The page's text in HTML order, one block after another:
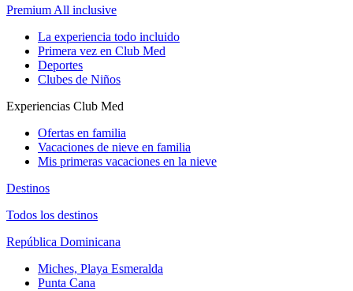
Premium All inclusive
La experiencia todo incluido
Primera vez en Club Med
Deportes
Clubes de Niños
Experiencias Club Med
Ofertas en familia
Vacaciones de nieve en familia
Mis primeras vacaciones en la nieve
Destinos
Todos los destinos
República Dominicana
Miches, Playa Esmeralda
Punta Cana